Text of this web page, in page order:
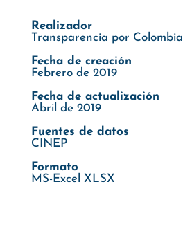
Realizador
Transparencia por Colombia
Fecha de creación
Febrero de 2019
Fecha de actualización
Abril de 2019
Fuentes de datos
CINEP
Formato
MS-Excel XLSX